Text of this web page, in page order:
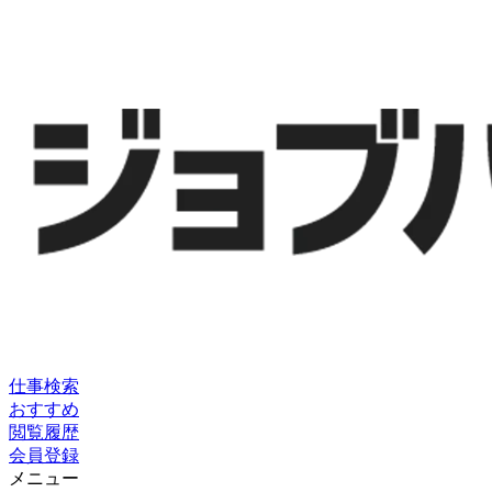
仕事検索
おすすめ
閲覧履歴
会員登録
メニュー